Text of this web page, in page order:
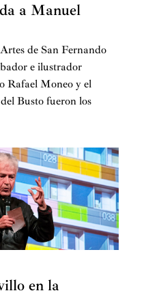
senda innovadora
siglo XX por su abuelo
José Luis de Oriol y
iniciativas
Hidroeléctrica
su fusión con Iberduero
dos de las más
su Discurso de ingreso
noviembre de 1990,
mantengo, llegó a
de España; mi hijo
conmigo. Así que me
este punto, de una
me enorgullecería”.
a Manuel
de San Fernando
e ilustrador
Rafael Moneo y el
Busto fueron los
en la